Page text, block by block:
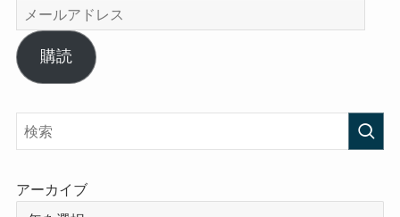
メ
ー
ル
ア
ス
購読
アーカイブ